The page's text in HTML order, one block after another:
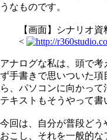
うなものです。
【画面】シナリオ資
<
アナログな私は、頭で考
ず手書きで思いついた
ら、パソコンに向かっ
テキストもそうやって書
今回は、自分が普段ど
おこし、それを一般的